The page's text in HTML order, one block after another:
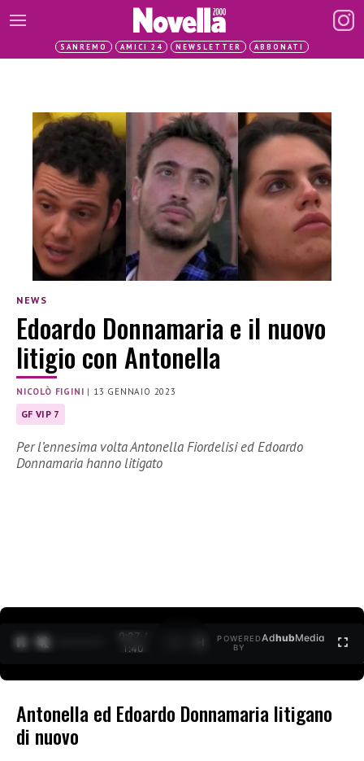
SANREMO AMICI 24 NEWSLETTER ABBONATI
NEWS
Edoardo Donnamaria e il nuovo
litigio con Antonella
NICOLÒ FIGINI | 13 GENNAIO 2023
GF VIP 7
Per l’ennesima volta Antonella Fiordelisi ed Edoardo
Donnamaria hanno litigato
0:29 /
1:40
POWERED
BY
AdhubMedia
Antonella ed Edoardo Donnamaria litigano
di nuovo